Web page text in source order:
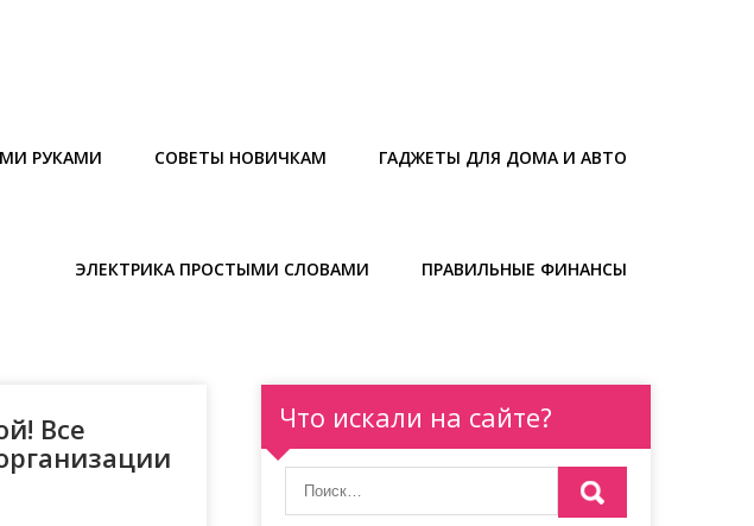
РУКАМИ СОВЕТЫ НОВИЧКАМ ГАДЖЕТЫ ДЛЯ ДОМА И АВТО
ЭЛЕКТРИКА ПРОСТЫМИ СЛОВАМИ ПРАВИЛЬНЫЕ ФИНАНСЫ
Все
Что искали на сайте?